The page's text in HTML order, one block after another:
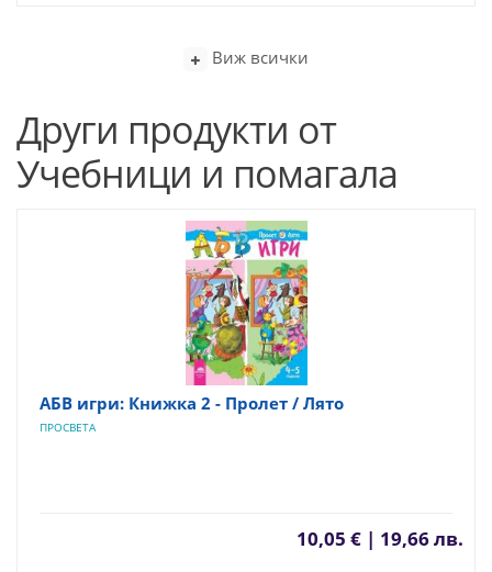
Виж всички
Други продукти от
Учебници и помагала
АБВ игри: Книжка 2 - Пролет / Лято
ПРОСВЕТА
10,05 € | 19,66 лв.